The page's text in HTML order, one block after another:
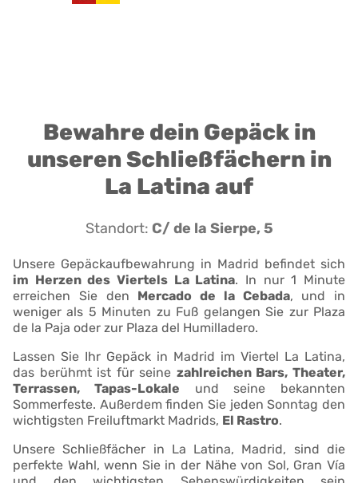
Bewahre dein Gepäck in
unseren Schließfächern in
La Latina auf
Standort: C/ de la Sierpe, 5
Unsere Gepäckaufbewahrung in Madrid befindet sich
im Herzen des Viertels La Latina. In nur 1 Minute
erreichen Sie den Mercado de la Cebada, und in
weniger als 5 Minuten zu Fuß gelangen Sie zur Plaza
de la Paja oder zur Plaza del Humilladero.
Lassen Sie Ihr Gepäck in Madrid im Viertel La Latina,
das berühmt ist für seine zahlreichen Bars, Theater,
Terrassen, Tapas-Lokale und seine bekannten
Sommerfeste. Außerdem finden Sie jeden Sonntag den
wichtigsten Freiluftmarkt Madrids, El Rastro.
Unsere Schließfächer in La Latina, Madrid, sind die
perfekte Wahl, wenn Sie in der Nähe von Sol, Gran Vía